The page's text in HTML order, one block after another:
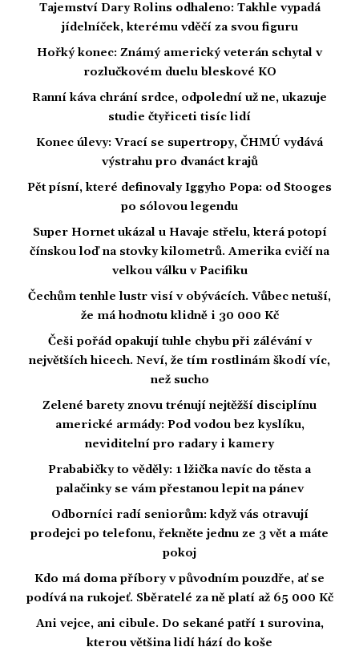
Tajemství Dary Rolins odhaleno: Takhle vypadá
jídelníček, kterému vděčí za svou figuru
Hořký konec: Známý americký veterán schytal v
rozlučkovém duelu bleskové KO
Ranní káva chrání srdce, odpolední už ne, ukazuje
studie čtyřiceti tisíc lidí
Konec úlevy: Vrací se supertropy, ČHMÚ vydává
výstrahu pro dvanáct krajů
Pět písní, které definovaly Iggyho Popa: od Stooges
po sólovou legendu
Super Hornet ukázal u Havaje střelu, která potopí
čínskou loď na stovky kilometrů. Amerika cvičí na
velkou válku v Pacifiku
Čechům tenhle lustr visí v obývácích. Vůbec netuší,
že má hodnotu klidně i 30 000 Kč
Češi pořád opakují tuhle chybu při zálévání v
největších hicech. Neví, že tím rostlinám škodí víc,
než sucho
Zelené barety znovu trénují nejtěžší disciplínu
americké armády: Pod vodou bez kyslíku,
neviditelní pro radary i kamery
Prababičky to věděly: 1 lžička navíc do těsta a
palačinky se vám přestanou lepit na pánev
Odborníci radí seniorům: když vás otravují
prodejci po telefonu, řekněte jednu ze 3 vět a máte
pokoj
Kdo má doma příbory v původním pouzdře, ať se
podívá na rukojeť. Sběratelé za ně platí až 65 000 Kč
Ani vejce, ani cibule. Do sekané patří 1 surovina,
kterou většina lidí hází do koše